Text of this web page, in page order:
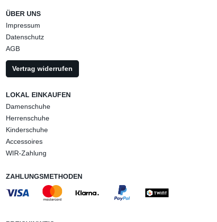
ÜBER UNS
Impressum
Datenschutz
AGB
Vertrag widerrufen
LOKAL EINKAUFEN
Damenschuhe
Herrenschuhe
Kinderschuhe
Accessoires
WIR-Zahlung
ZAHLUNGSMETHODEN